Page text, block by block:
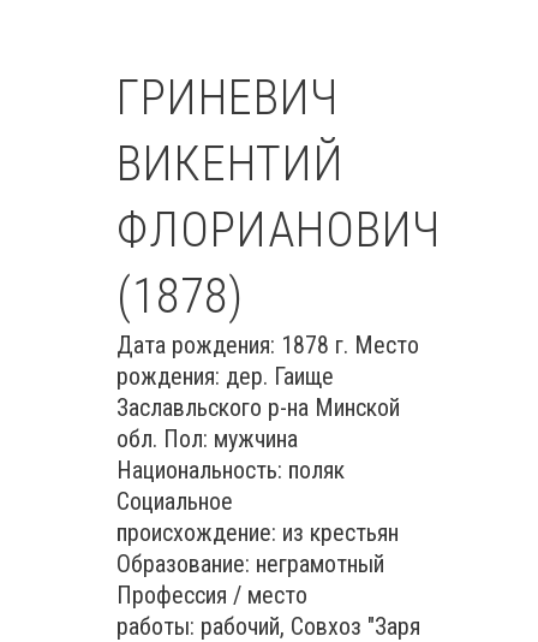
ГРИНЕВИЧ
ВИКЕНТИЙ
ФЛОРИАНОВИЧ
(1878)
Дата рождения: 1878 г. Место
рождения: дер. Гаище
Заславльского р-на Минской
обл. Пол: мужчина
Национальность: поляк
Социальное
происхождение: из крестьян
Образование: неграмотный
Профессия / место
работы: рабочий, Совхоз "Заря